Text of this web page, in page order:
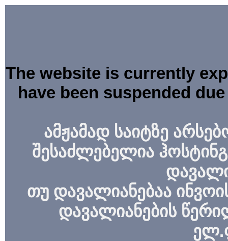
The website is currently
have been suspended
ამჟამად საიტზე
შესაძლებელია
თუ დავალიანებაა
დავალიანების